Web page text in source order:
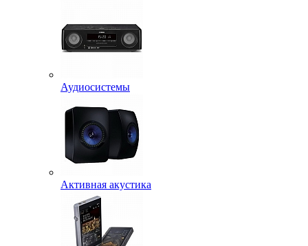
Аудиосистемы
Активная акустика